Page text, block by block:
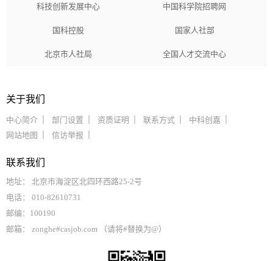
科技创新发展中心 中国科学院招聘网
国科控股 国家人社部
北京市人社局 全国人才交流中心
关于我们
中心简介 部门设置 资质证明 联系方式
中科创嘉
网站地图
信访举报
联系我们
地址： 北京市海淀区北四环西路25-2号
电话： 010-82610731
邮编：100190
邮箱： zonghe#casjob.com （请将#替换为@）